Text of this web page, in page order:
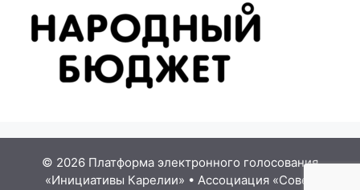
© 2026 Платформа электронного голосования
«Инициативы Карелии» • Ассоциация «Совет